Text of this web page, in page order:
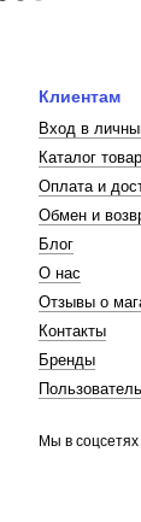
Клиентам
Вход в
Каталог
Оплата и
Обмен и
Блог
О нас
Отзывы о
Контакты
Бренды
Мы в соцсетях